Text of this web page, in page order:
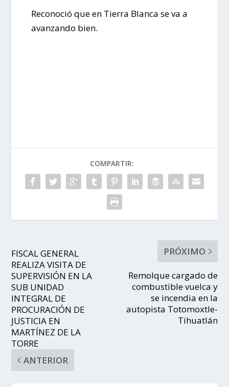
Reconoció que en Tierra Blanca se va a
avanzando bien.
COMPARTIR:
FISCAL GENERAL
REALIZA VISITA DE
SUPERVISIÓN EN LA
SUB UNIDAD
INTEGRAL DE
PROCURACIÓN DE
JUSTICIA EN
MARTÍNEZ DE LA
TORRE
ANTERIOR
PRÓXIMO
Remolque cargado de
combustible vuelca y
se incendia en la
autopista Totomoxtle-
Tihuatlán